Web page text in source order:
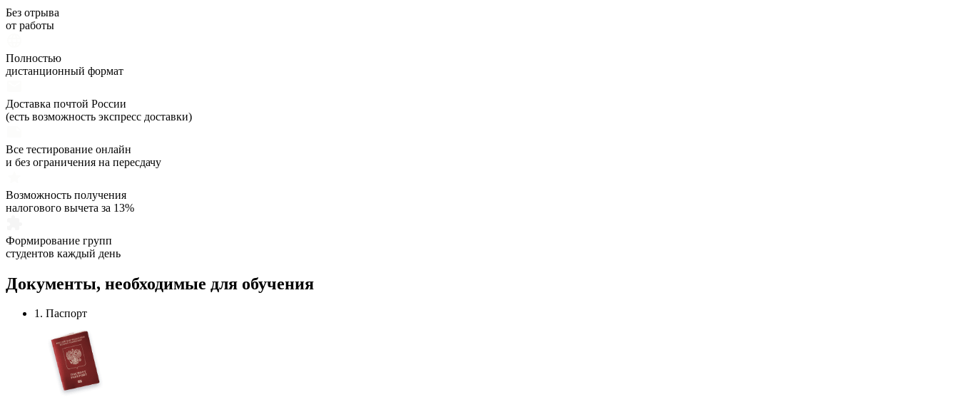
Без отрыва
от работы
Полностью
дистанционный формат
Доставка почтой России
(есть возможность экспресс доставки)
Все тестирование онлайн
и без ограничения на пересдачу
Возможность получения
налогового вычета за 13%
Формирование групп
студентов каждый день
Документы, необходимые для обучения
1. Паспорт